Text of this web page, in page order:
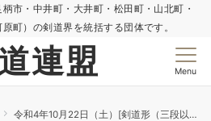
市・中井町・大井町・松田町・山北町・
町）の剣道界を統括する団体です。
連盟 Menu
令和4年10月22日（土）[剣道形（三段以下）講習会] ／ [神奈川県剣道連盟会長・小林英雄先生による剣道講演会ほか]のご案内：9/20発送分